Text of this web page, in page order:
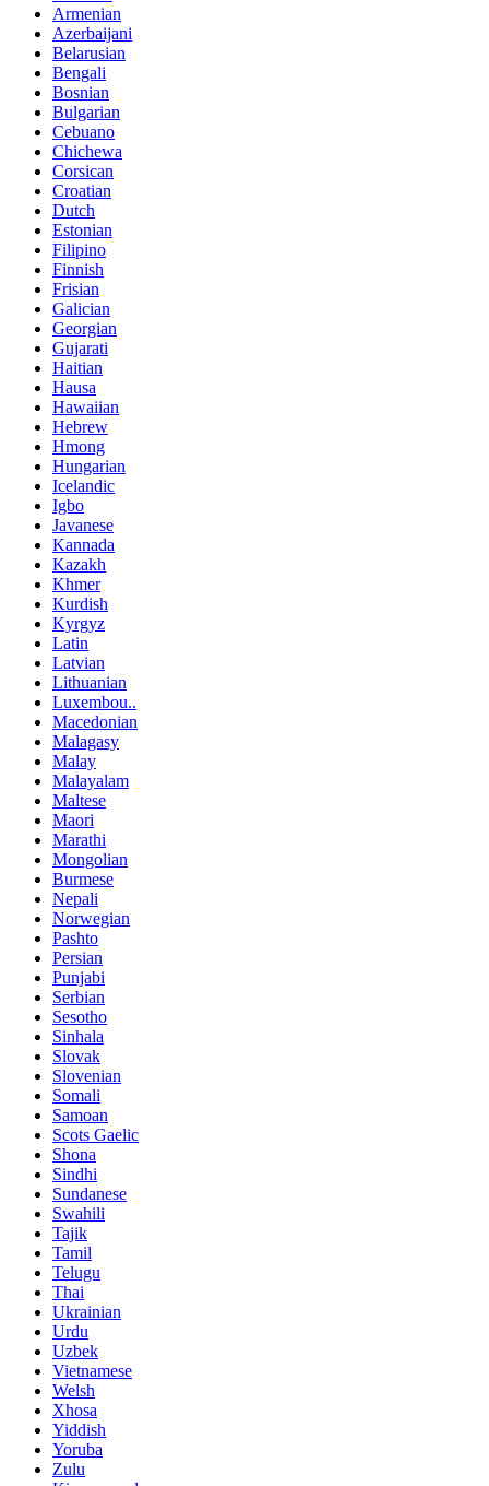
Armenian
Azerbaijani
Belarusian
Bengali
Bosnian
Bulgarian
Cebuano
Chichewa
Corsican
Croatian
Dutch
Estonian
Filipino
Finnish
Frisian
Galician
Georgian
Gujarati
Haitian
Hausa
Hawaiian
Hebrew
Hmong
Hungarian
Icelandic
Igbo
Javanese
Kannada
Kazakh
Khmer
Kurdish
Kyrgyz
Latin
Latvian
Lithuanian
Luxembou..
Macedonian
Malagasy
Malay
Malayalam
Maltese
Maori
Marathi
Mongolian
Burmese
Nepali
Norwegian
Pashto
Persian
Punjabi
Serbian
Sesotho
Sinhala
Slovak
Slovenian
Somali
Samoan
Scots Gaelic
Shona
Sindhi
Sundanese
Swahili
Tajik
Tamil
Telugu
Thai
Ukrainian
Urdu
Uzbek
Vietnamese
Welsh
Xhosa
Yiddish
Yoruba
Zulu